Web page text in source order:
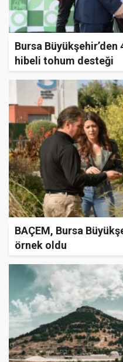
Bursa
hibeli tohum desteği
BAÇEM, Bursa
örnek oldu